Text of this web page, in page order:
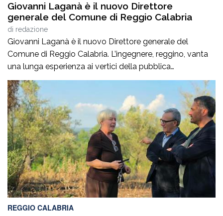
Giovanni Laganà è il nuovo Direttore
generale del Comune di Reggio Calabria
di redazione
Giovanni Laganà è il nuovo Direttore generale del
Comune di Reggio Calabria. L’ingegnere, reggino, vanta
una lunga esperienza ai vertici della pubblica
amministrazione e della gestione delle infrastrutture in
Calabria ed in Sicilia. È stato Vice Direttore regionale
Anas Sicilia, Capo Compartimento Anas Calabria,
Direttore generale della Regione Calabria e Direttore
generale della ItalConsult Spa, […]
REGGIO CALABRIA